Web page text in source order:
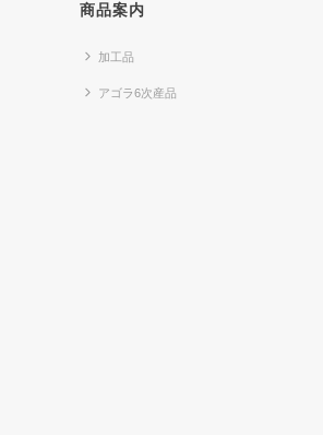
商品案内
加工品
アゴラ6次産品